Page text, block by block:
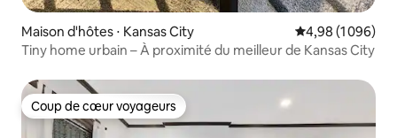
Maison d'hôtes ⋅ Kansas City Évaluation
4,98 (1 096)
Tiny home urbain – À proximité du meilleur de Kansas City
Coup de cœur voyageurs
Coup de cœur voyageurs